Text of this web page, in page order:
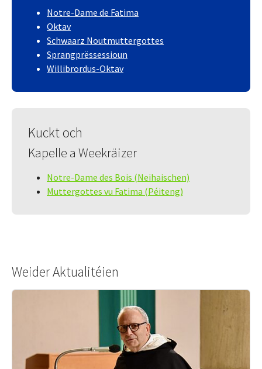
Notre-Dame de Fatima
Oktav
Schwaarz Noutmuttergottes
Sprangprëssessioun
Willibrordus-Oktav
Kuckt och
Kapelle a Weekräizer
Notre-Dame des Bois (Neihaischen)
Muttergottes vu Fatima (Péiteng)
Weider Aktualitéien